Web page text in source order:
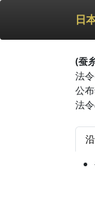
日
(蚕
法
公
法